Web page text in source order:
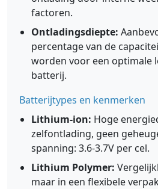
factoren.
Ontladingsdiepte:
percentage van de
worden voor een optimale
batterij.
Batterijtypes en kenmerken
Lithium-ion: Hoge
zelfontlading, geen
spanning: 3.6-3.7V per cel.
Lithium Polymer:
maar in een flexibele